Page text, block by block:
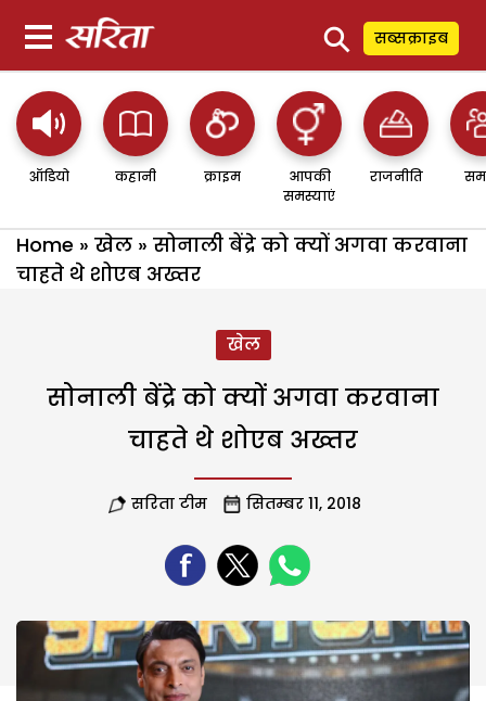
⚲ सब्सक्राइब
ऑडियो कहानी क्राइम
आपकी
समस्याएं
राजनीति
Home » खेल » सोनाली बेंद्रे को क्यों अगवा करवाना
चाहते थे शोएब अख्तर
खेल
सोनाली बेंद्रे को क्यों अगवा करवाना
चाहते थे शोएब अख्तर
सरिता टीम सितम्बर 11, 2018